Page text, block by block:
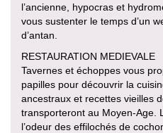
l’ancienne, hypocras et
vous sustenter le temps d’un
d’antan.
RESTAURATION MEDIEVALE
Tavernes et échoppes vous
papilles pour découvrir la
ancestraux et recettes vieilles
transporteront au Moyen-Age.
l’odeur des effilochés de